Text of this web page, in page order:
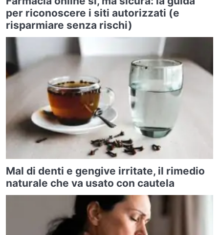
per riconoscere i siti autorizzati (e
risparmiare senza rischi)
Mal di denti e gengive irritate, il rimedio
naturale che va usato con cautela